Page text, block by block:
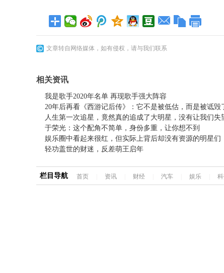
文章转自网络媒体，如有侵权，请与我们联系
相关资讯
我是歌手2020年名单 再现歌手强大阵容
20年后再看《西游记后传》：它不是被低估，而是被诋毁
人生第一次追星，竟然真的追成了大明星，没有让我们失
于荣光：这个配角不简单，身份多重，让你想不到
娱乐圈中看起来很红，但实际上背后却没有资源的明星们
轻功盖世的财迷，反差萌王启年
栏目导航 首页 资讯 财经 汽车 娱乐